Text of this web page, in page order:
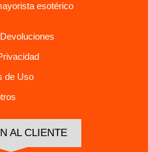
esotérico
de Uso
AL CLIENTE